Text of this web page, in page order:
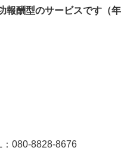
報酬型のサービスです（
080-8828-8676